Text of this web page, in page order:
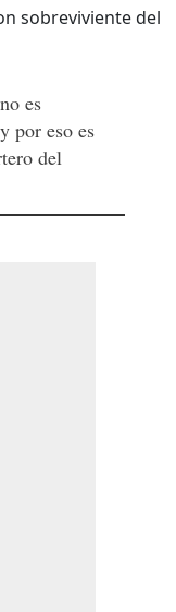
es
por eso es
del